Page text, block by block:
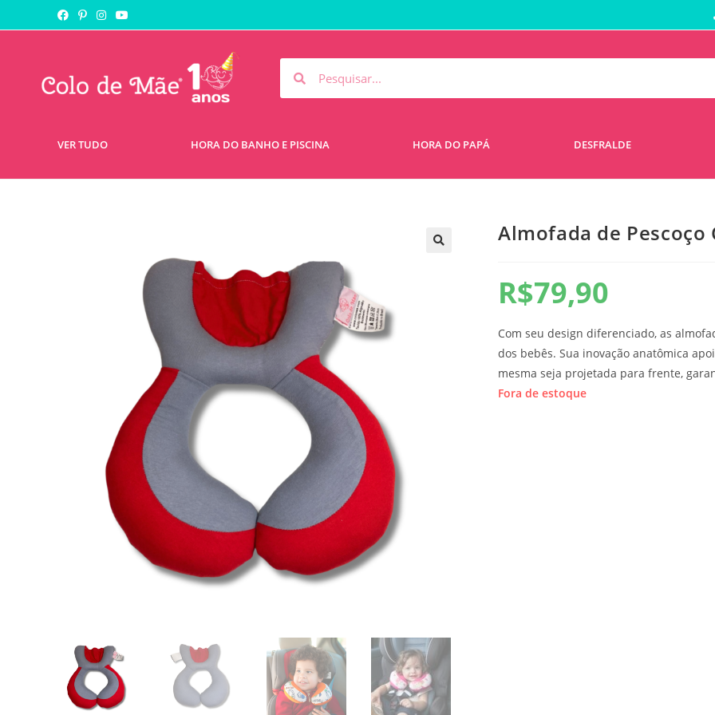
VER TUDO HORA DO BANHO E PISCINA HORA DO PAPÁ DESFRALDE
Almofada de Pescoço
R$79,90
Com seu design diferenciado, as
dos bebês. Sua inovação anatômica
mesma seja projetada para frente,
Fora de estoque